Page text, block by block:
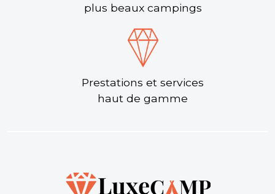
plus beaux campings
Prestations et services
haut de gamme